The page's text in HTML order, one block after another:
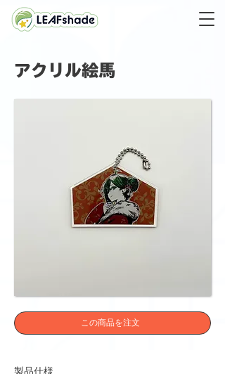
アクリル絵馬
この商品を注文
製品仕様